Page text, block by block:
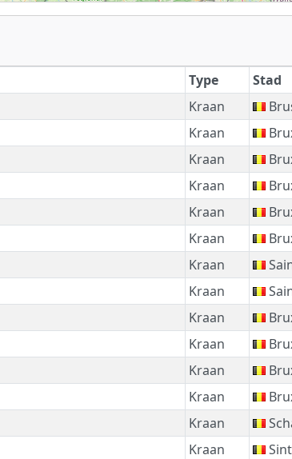
Type Stad
Kraan
Kraan
Kraan
Kraan
Kraan
Kraan
Kraan
Kraan
Kraan
Kraan
Kraan
Kraan
Kraan
Kraan